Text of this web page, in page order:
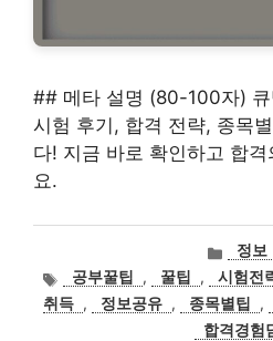
## 메타 설명 (80-100자)
시험 후기, 합격 전략, 종목
다! 지금 바로 확인하고 합
요.
카
테
고
리
정보
태
그
공부꿀팁 , 꿀팁 , 시험전
취득 , 정보공유 , 종목별팁 ,
합격경험